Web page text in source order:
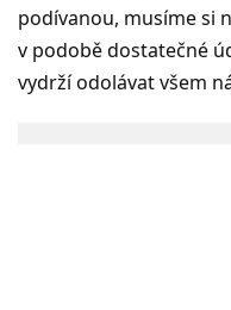
podívanou, musíme si
v podobě dostatečné
vydrží odolávat všem